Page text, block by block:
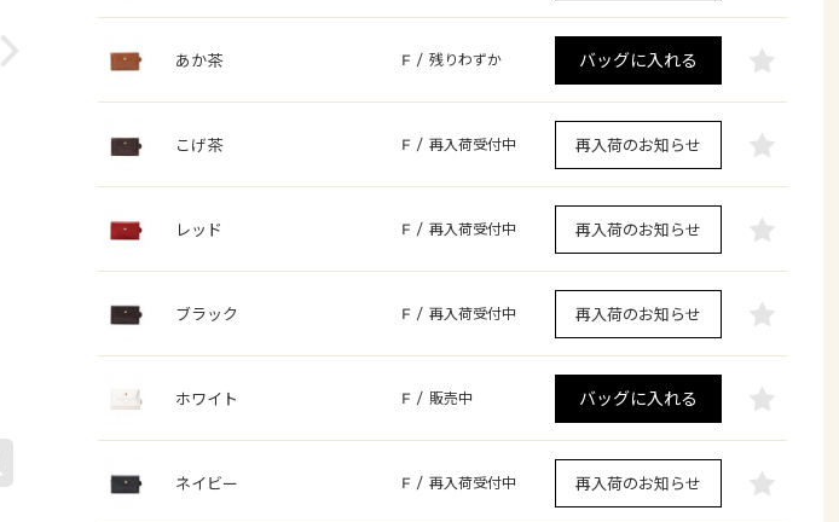
あか茶 F / 残りわずか バッグに入れる
こげ茶 F / 再入荷受付中 再入荷のお知らせ
レッド F / 再入荷受付中 再入荷のお知らせ
ブラック F / 再入荷受付中 再入荷のお知らせ
ホワイト F / 販売中 バッグに入れる
ネイビー F / 再入荷受付中 再入荷のお知らせ